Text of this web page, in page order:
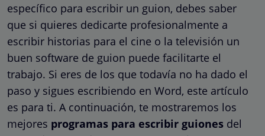
específico para escribir un guion, debes saber
que si quieres dedicarte profesionalmente a
escribir historias para el cine o la televisión un
buen software de guion puede facilitarte el
trabajo. Si eres de los que todavía no ha dado el
paso y sigues escribiendo en Word, este artículo
es para ti. A continuación, te mostraremos los
mejores programas para escribir guiones del